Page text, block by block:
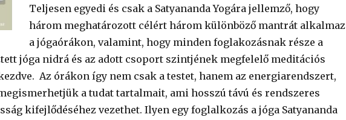
Teljesen egyedi és csak a Satyananda Yogára jellemző, hogy
három meghatározott célért három különböző mantrát alkalmaz
a jógaórákon, valamint, hogy minden foglakozásnak része a
jóga nidrá és az adott csoport szintjének megfelelő meditációs
Az órákon így nem csak a testet, hanem az energiarendszert,
a tudat tartalmait, ami hosszú távú és rendszeres
kifejlődéséhez vezethet. Ilyen egy foglalkozás a jóga Satyananda